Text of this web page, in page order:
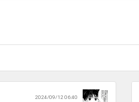
2024/09/12 06:40